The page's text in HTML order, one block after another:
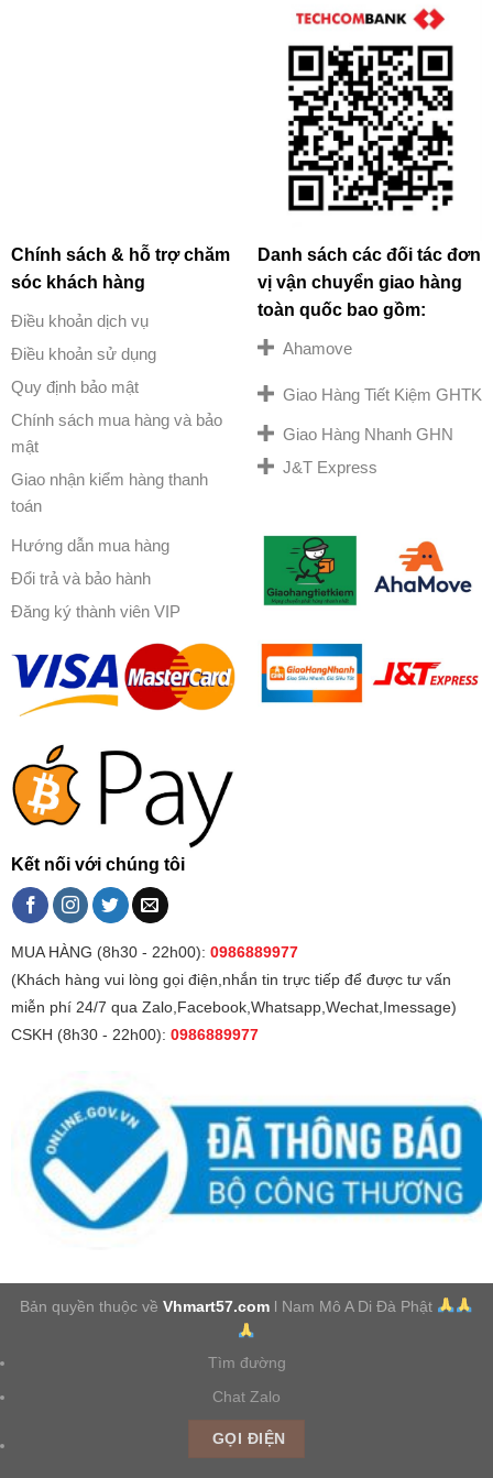
Chính sách & hỗ trợ chăm
sóc khách hàng
Điều khoản dịch vụ
Điều khoản sử dụng
Quy định bảo mật
Chính sách mua hàng và bảo
mật
Giao nhận kiểm hàng thanh
toán
Hướng dẫn mua hàng
Đổi trả và bảo hành
Đăng ký thành viên VIP
Danh sách các đối tác đơn
vị vận chuyển giao hàng
toàn quốc bao gồm:
Ahamove
Giao Hàng Tiết Kiệm GHTK
Giao Hàng Nhanh GHN
J&T Express
Kết nối với chúng tôi
MUA HÀNG (8h30 - 22h00): 0986889977
(Khách hàng vui lòng gọi điện,nhắn tin trực tiếp để được tư vấn
miễn phí 24/7 qua Zalo,Facebook,Whatsapp,Wechat,Imessage)
CSKH (8h30 - 22h00): 0986889977
Bản quyền thuộc vềVhmart57.com l Nam Mô A Di Đà Phật
Tìm đường
Chat Zalo
GỌI ĐIỆN